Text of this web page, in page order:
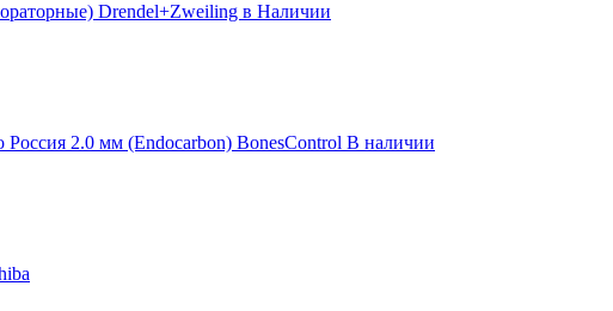
Drendel+Zweiling в Наличии
2.0 мм (Endocarbon) BonesControl В наличии